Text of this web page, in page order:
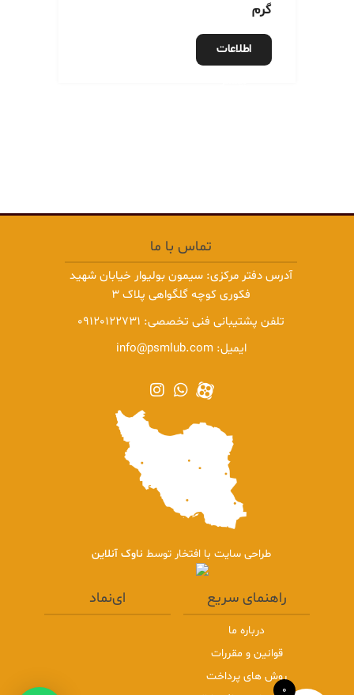
گرم
اطلاعات
تماس با ما
آدرس دفتر مرکزی: سیمون بولیوار خیابان شهید
فکوری کوچه گلگواهی پلاک 3
تلفن پشتیبانی فنی تخصصی: 09120122731
ایمیل:info@psmlub.com
طراحی سایت با افتخار توسط ناوک آنلاین
راهنمای سریع
درباره ما
قوانین و مقررات
روش های پرداخت
ای‌نماد
0